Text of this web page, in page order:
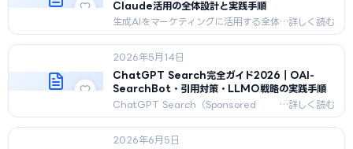
Claude活用の全体設計と実践手順
生成AIをマーケティングに活用する全体
戦略を解説。コンテンツ/広告/分
析/CX/MAの5領域活用マップ・
Phase別ロードマップ・導入体制・人
材要件を2026年5月最新版で完全解
説。
2026年5月14日
ChatGPT Search完全ガイド2026｜OAI-
SearchBot・引用対策・LLMO戦略の実践手順
ChatGPT Search（Sponsored
Answer含む）の仕組み・OAI-
SearchBotのクロール設定・引用され
るコンテンツ設計・
2026年6月5日